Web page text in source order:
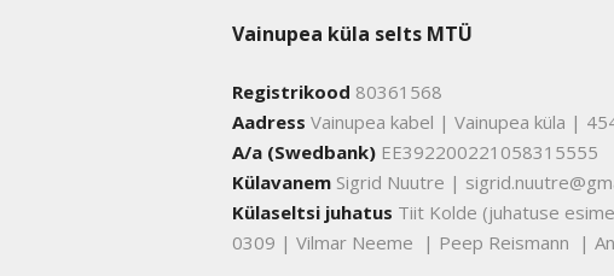
Vainupea küla selts MTÜ
Registrikood 80361568
Aadress Vainupea kabel | Vainupea küla |
A/a (Swedbank) EE392200221058315555
Külavanem Sigrid Nuutre |
Külaseltsi juhatus Tiit Kolde (juhatuse
0309 | Vilmar Neeme | Peep Reismann |